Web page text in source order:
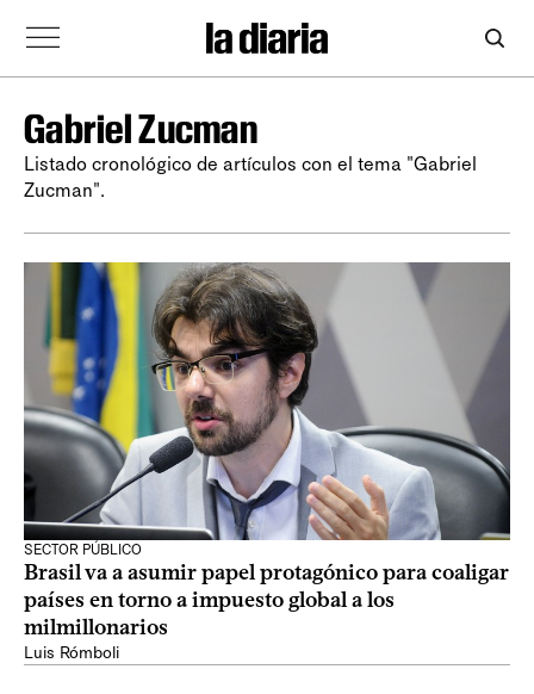
Gabriel Zucman
Listado cronológico de artículos con el tema "Gabriel
Zucman".
SECTOR PÚBLICO
Brasil va a asumir papel protagónico para coaligar
países en torno a impuesto global a los
milmillonarios
Luis Rómboli